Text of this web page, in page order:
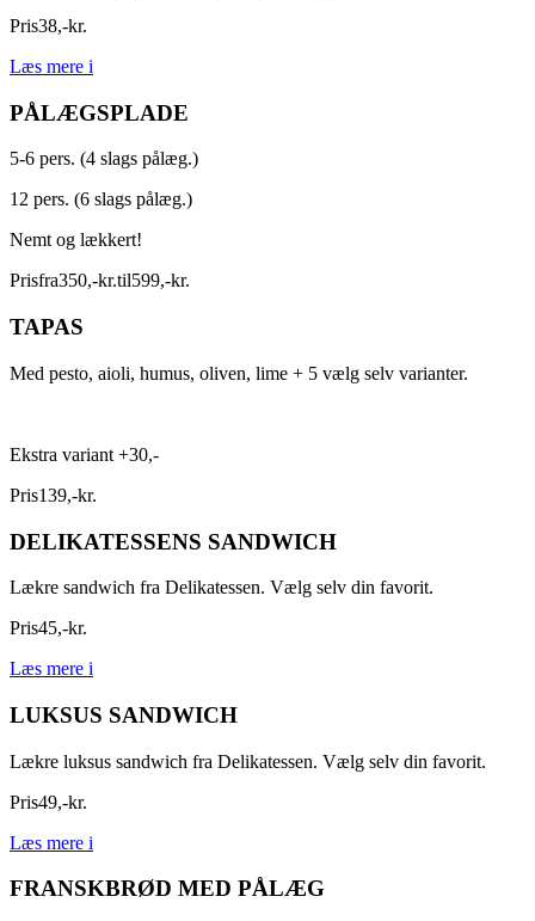
Pris38,-kr.
Læs mere i
PÅLÆGSPLADE
5-6 pers. (4 slags pålæg.)
12 pers. (6 slags pålæg.)
Nemt og lækkert!
Prisfra350,-kr.til599,-kr.
TAPAS
Med pesto, aioli, humus, oliven, lime + 5 vælg selv varianter.
Ekstra variant +30,-
Pris139,-kr.
DELIKATESSENS SANDWICH
Lækre sandwich fra Delikatessen. Vælg selv din favorit.
Pris45,-kr.
Læs mere i
LUKSUS SANDWICH
Lækre luksus sandwich fra Delikatessen. Vælg selv din favorit.
Pris49,-kr.
Læs mere i
FRANSKBRØD MED PÅLÆG